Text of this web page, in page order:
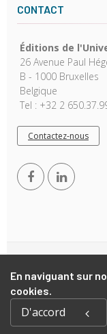
En naviguant sur
cookies.
D'accord
CONTACT
Éditions de
26 Avenue Paul
B - 1000 Bruxelles
Belgique
Tel : +32 2
Contactez-nous